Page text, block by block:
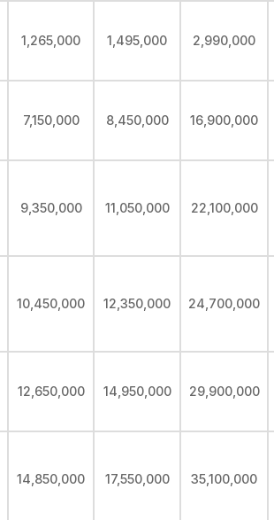
1,265,000 1,495,000 2,990,000
7,150,000 8,450,000 16,900,000
9,350,000 11,050,000 22,100,000
10,450,000 12,350,000 24,700,000
12,650,000 14,950,000 29,900,000
14,850,000 17,550,000 35,100,000